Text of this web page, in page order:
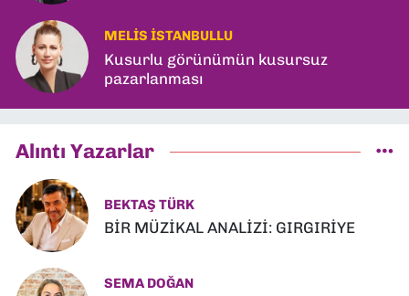
MELIS İSTANBULLU
Kusurlu görünümün kusursuz
pazarlanması
Alıntı Yazarlar
BEKTAŞ TÜRK
BİR MÜZİKAL ANALİZİ: GIRGIRİYE
SEMA DOĞAN